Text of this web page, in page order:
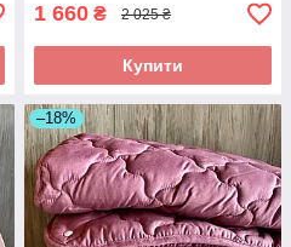
1 660 ₴ 2 025 ₴
Купити
–18%